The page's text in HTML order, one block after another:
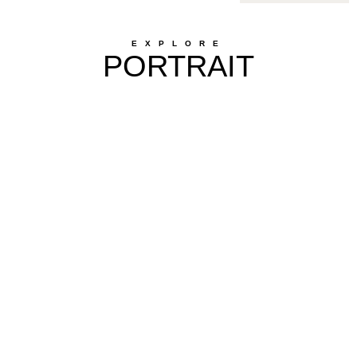
EXPLORE
PORTRAIT